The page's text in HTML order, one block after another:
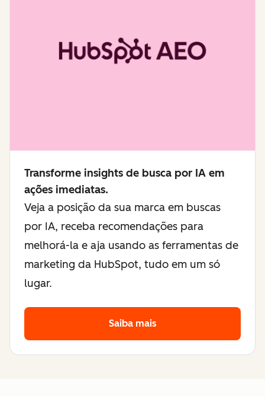
Transforme insights de busca por IA em
ações imediatas.
Veja a posição da sua marca em buscas
por IA, receba recomendações para
melhorá-la e aja usando as ferramentas de
marketing da HubSpot, tudo em um só
lugar.
Saiba mais